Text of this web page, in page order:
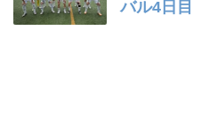
バル4日目